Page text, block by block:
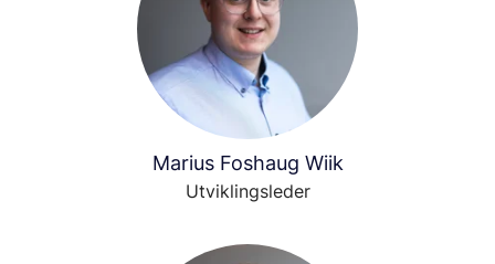
Marius Foshaug Wiik
Utviklingsleder